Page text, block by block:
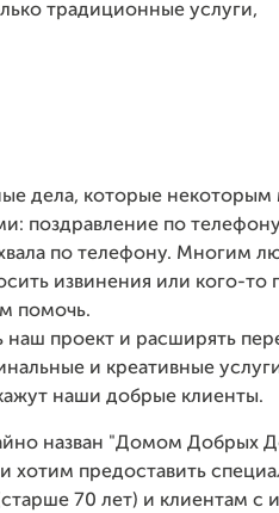
традиционные услуги,
дела, которые некоторым
поздравление по
по телефону. Многим
извинения или кого-то
помочь.
наш проект и расширять
и креативные
наши добрые клиенты.
назван "Домом Добрых
хотим предоставить
70 лет) и клиентам с